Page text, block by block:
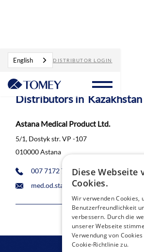
English DISTRIBUTOR LOGIN
Distributors Kazakhstan
Distributors in Kazakhstan
Astana Medical Product Ltd.
5/1, Dostyk str. VP -107
010000 Astana
007 7172 755 002
med.od.stanislav@gmail.com
Diese Webseite
Cookies.
Wir verwenden Cookies,
Benutzerfreundlichkeit
verbessern. Durch die
unserer Webseite
Verwendung von
Cookie-Richtlinie zu.